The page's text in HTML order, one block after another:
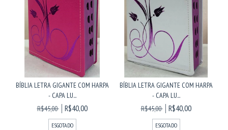
BÍBLIA LETRA GIGANTE COM HARPA
- CAPA LU...
R$45,00
R$40,00
ESGOTADO
BÍBLIA LETRA GIGANTE COM HARPA
- CAPA LU...
R$45,00
R$40,00
ESGOTADO